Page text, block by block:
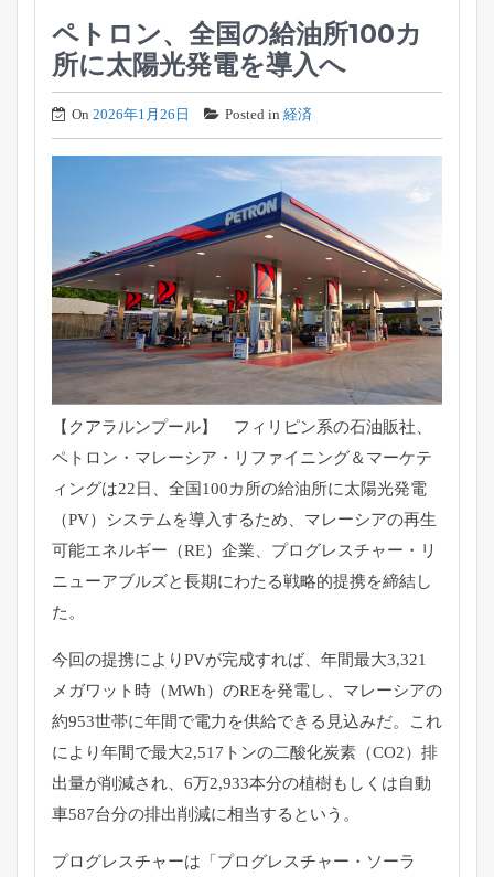
ペトロン、全国の給油所100カ
所に太陽光発電を導入へ
On 2026年1月26日 Posted in 経済
【クアラルンプール】 フィリピン系の石油販社、
ペトロン・マレーシア・ リファイニング＆マーケテ
ィングは22日、 全国100カ所の給油所に太陽光発電
（PV） システムを導入するため、マレーシアの再生
可能エネルギー（RE）企業、プログレスチャー・ リ
ニューアブルズと長期にわたる戦略的提携を締結し
た。
今回の提携によりPVが完成すれば、年間最大3,321
メガワット時（MWh）のREを発電し、 マレーシアの
約953世帯に年間で電力を供給できる見込みだ。
これ
により年間で最大2,517トンの二酸化炭素（CO2） 排
出量が削減され、6万2,933本分の植樹もしくは自動
車587台分の排出削減に相当する という。
プログレスチャーは「プログレスチャー・ソーラ